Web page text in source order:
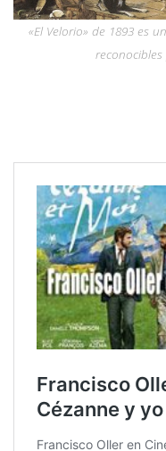
«El Velorio» de 1893 es